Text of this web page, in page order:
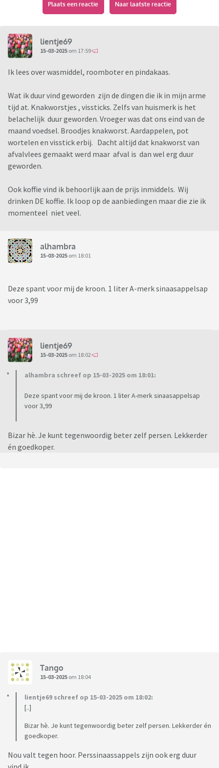
Plaats een reactie Naar laatste reactie
lientje69
15-03-2025 om 17:59
Ik lees over wasmiddel, roomboter en pindakaas.
Wat ik duur vind geworden zijn de dingen die ik in mijn arme
tijd at. Knakworstjes , vissticks. Zelfs van huismerk is het
belachelijk duur geworden. Vroeger was dat ons eind van de
maand voedsel. Broodjes knakworst. Aardappelen, pot
wortelen en visstick erbij. Dacht altijd dat knakworst van
afvalvlees gemaakt werd maar afval is dan wel erg duur
geworden.
Ook koffie vind ik behoorlijk aan de prijs inmiddels. Wij
drinken DE koffie. Ik loop op de aanbiedingen maar die zie ik
momenteel niet veel.
alhambra
15-03-2025 om 18:01
Deze spant voor mij de kroon. 1 liter A-merk sinaasappelsap
voor 3,99
lientje69
15-03-2025 om 18:02
alhambra schreef op 15-03-2025 om 18:01:
Deze spant voor mij de kroon. 1 liter A-merk sinaasappelsap
voor 3,99
Bizar hè. Je kunt tegenwoordig beter zelf persen. Lekkerder
én goedkoper.
Tango
15-03-2025 om 18:04
lientje69 schreef op 15-03-2025 om 18:02:
[..]
Bizar hè. Je kunt tegenwoordig beter zelf persen. Lekkerder én
goedkoper.
Nou valt tegen hoor. Perssinaassappels zijn ook erg duur